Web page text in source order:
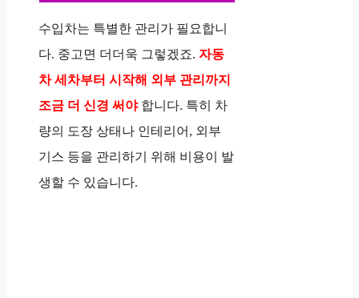
수입차는 특별한 관리가 필요합니
다. 중고면 더더욱 그렇겠죠. 자동
차 세차부터 시작해 외부 관리까지
조금 더 신경 써야합니다. 특히 차
량의 도장 상태나 인테리어, 외부
기스 등을 관리하기 위해 비용이 발
생할 수 있습니다.